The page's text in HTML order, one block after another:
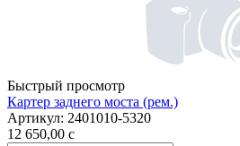
Быстрый просмотр
Картер заднего моста (рем.)
Артикул: 2401010-5320
12 650,00 c